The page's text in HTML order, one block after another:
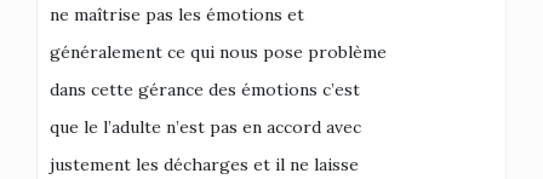
ne maîtrise pas les émotions et
généralement ce qui nous pose problème
dans cette gérance des émotions c’est
que le l’adulte n’est pas en accord avec
justement les décharges et il ne laisse